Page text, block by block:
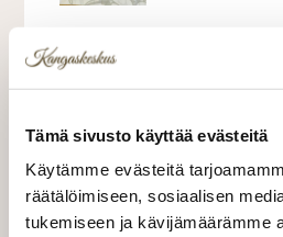
Tämä sivusto käyttää evästeitä
Käytämme evästeitä
räätälöimiseen, sosiaalisen
tukemiseen ja kävijämäärämme
Lajitelma kevyitä
kangaspalojen koot näet
Lajitelma sisältää kuvassa
kangaspalat